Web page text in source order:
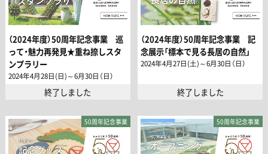
（2024年度）50周年記念事業 巡
って・魅力再発見★重ね捺しスタ
ンプラリー
2024年4月28日(日)～6月30日（日）
終了しました
（2024年度）50周年記念事業 記
念展示「標本で見る長居の自然」
2024年4月27日(土)～6月30日（日）
終了しました
50周年記念事業 50周年記念事業